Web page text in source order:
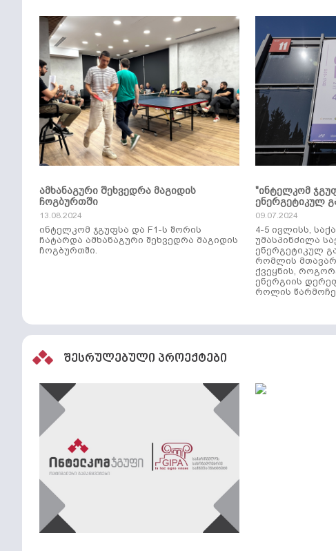
ამხანაგური შეხვედრა მაგიდის
ჩოგბურთში
13.08.2024
ინტელკომ ჯგუფსა და F1-ს შორის
ჩატარდა ამხანაგური შეხვედრა მაგიდის
ჩოგბურთში.
"ინტელკომ
ენერგეტიკულ
09.07.2024
4-5 ივლისს,
უმასპინძილა
ენერგეტიკულ
რომლის
ქვეყნის,
ენერგიის
როლის
შესრულებული პროექტები